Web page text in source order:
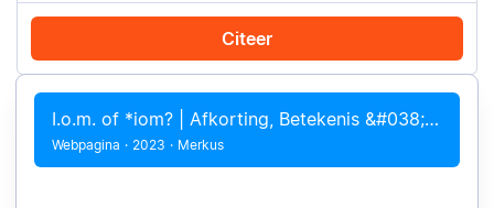
Citeer
Citeer met Chrome Citeer handmatig
I.o.m. of *iom? | Afkorting, Betekenis &#038; Voorbeelden
Webpagina · 2023 · Merkus